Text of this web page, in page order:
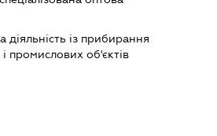
діяльність із прибирання
і промислових об'єктів